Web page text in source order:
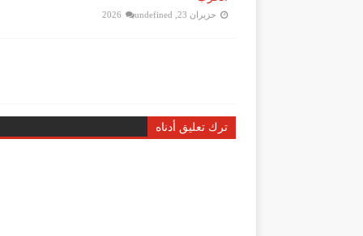
حزيران 23, 2026 undefined
ترك تعليق أدناه